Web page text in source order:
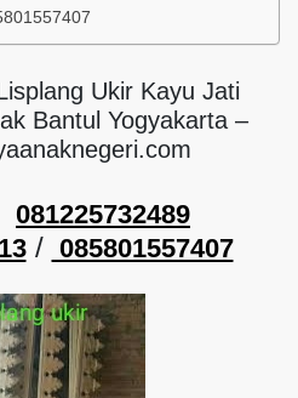
Ukir Kayu Jati
Bantul Yogyakarta –
081225732489
/ 085801557407